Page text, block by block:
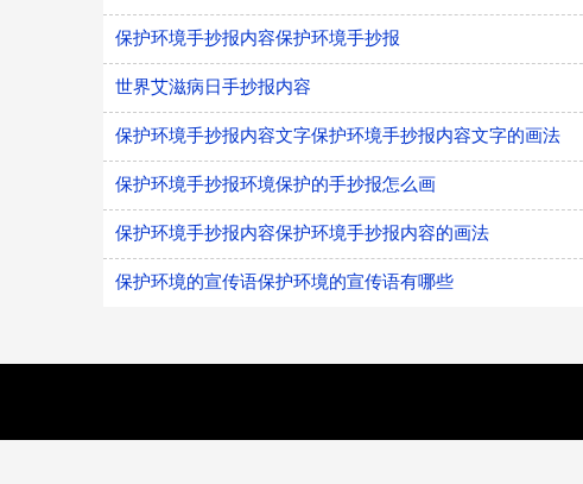
保护环境手抄报内容保护环境手抄报
世界艾滋病日手抄报内容
保护环境手抄报内容文字保护环境手抄报内容文字的画法
保护环境手抄报环境保护的手抄报怎么画
保护环境手抄报内容保护环境手抄报内容的画法
保护环境的宣传语保护环境的宣传语有哪些